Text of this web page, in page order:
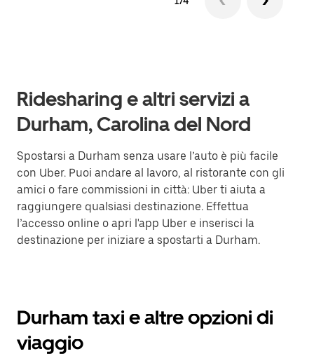
Ridesharing e altri servizi a
Durham, Carolina del Nord
Spostarsi a Durham senza usare l’auto è più facile
con Uber. Puoi andare al lavoro, al ristorante con gli
amici o fare commissioni in città: Uber ti aiuta a
raggiungere qualsiasi destinazione. Effettua
l’accesso online o apri l'app Uber e inserisci la
destinazione per iniziare a spostarti a Durham.
Durham taxi e altre opzioni di
viaggio